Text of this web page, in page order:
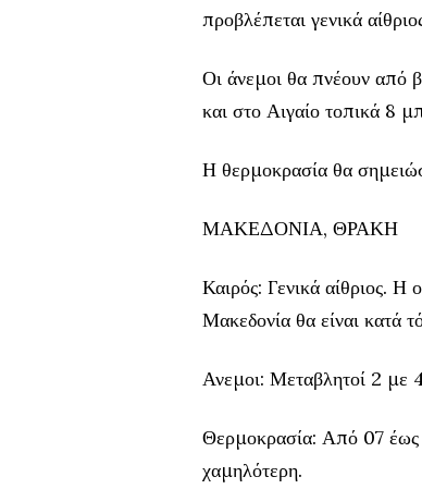
προβλέπεται γενικά
Οι άνεμοι θα πνέουν από
και στο Αιγαίο τοπικά 8
Η θερμοκρασία θα
ΜΑΚΕΔΟΝΙΑ, ΘΡΑΚΗ
Καιρός: Γενικά αίθριος. Η
Μακεδονία θα είναι κατά
Ανεμοι: Μεταβλητοί 2 με
Θερμοκρασία: Από 07 έως
χαμηλότερη.